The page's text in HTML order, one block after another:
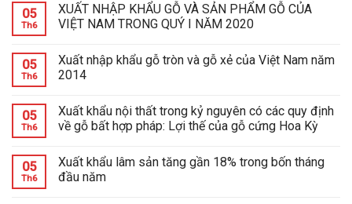
05
Th6
XUẤT NHẬP KHẨU GỖ VÀ SẢN PHẨM GỖ CỦA
VIỆT NAM TRONG QUÝ I NĂM 2020
05
Th6
Xuất nhập khẩu gỗ tròn và gỗ xẻ của Việt Nam năm
2014
05
Th6
Xuất khẩu nội thất trong kỷ nguyên có các quy định
về gỗ bất hợp pháp: Lợi thế của gỗ cứng Hoa Kỳ
05
Th6
Xuất khẩu lâm sản tăng gần 18% trong bốn tháng
đầu năm